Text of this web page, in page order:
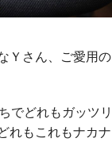
Ｙさん、ご愛用の
でどれもガッツリ
れもこれもナカナ